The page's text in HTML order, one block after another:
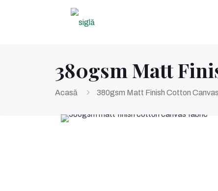
380gsm Matt
Acasă 380gsm Matt Finish Cotton